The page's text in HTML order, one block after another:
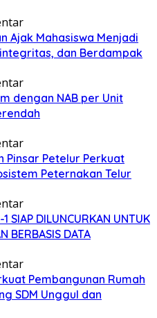
Ajak Mahasiswa Menjadi
dan Berdampak
dengan NAB per Unit
Pinsar Petelur Perkuat
Peternakan Telur
SIAP DILUNCURKAN UNTUK
BERBASIS DATA
Pembangunan Rumah
SDM Unggul dan